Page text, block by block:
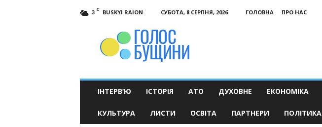
3 C BUSKYI RAION СУБОТА, 8 СЕРПНЯ, 2026 ГОЛОВНА
ПРО НАС
ІНТЕРВ’Ю ІСТОРІЯ АТО ДУХОВНЕ ЕКОНОМІКА
КУЛЬТУРА ЛИСТИ ОСВІТА ПАРТНЕРИ ПОЛІТИКА